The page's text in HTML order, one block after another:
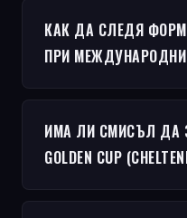
КАК ДА СЛЕДЯ ФОРМА
ПРИ
ИМА ЛИ СМИСЪЛ ДА
GOLDEN CUP